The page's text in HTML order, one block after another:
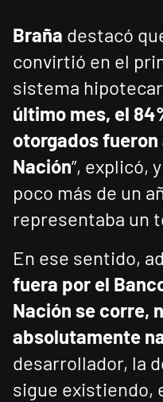
Braña destacó
convirtió en el
sistema
último mes, el
otorgados
Nación”, explicó,
poco más de un
representaba un
En ese sentido,
fuera por el
Nación se corre,
absolutamente
desarrollador, la
sigue existiendo,